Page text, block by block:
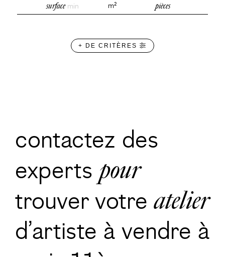
surfacemin m² pièces
+ DE CRITÈRES
contactez des
expertspour
trouver votreatelier
d’artiste à vendre à